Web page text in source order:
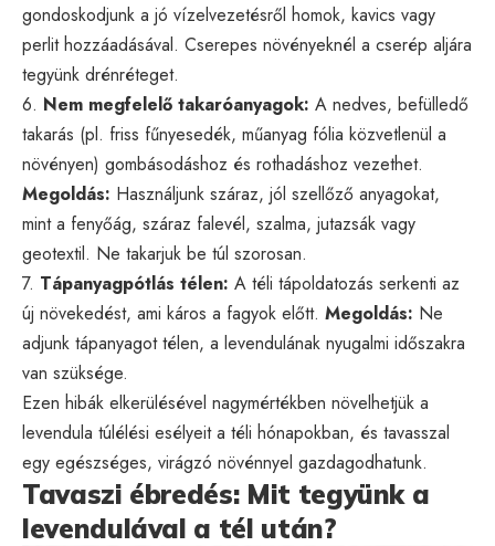
gondoskodjunk a jó vízelvezetésről homok, kavics vagy
perlit hozzáadásával. Cserepes növényeknél a cserép aljára
tegyünk drénréteget.
6. Nem megfelelő takaróanyagok: A nedves, befülledő
takarás (pl. friss fűnyesedék, műanyag fólia közvetlenül a
növényen) gombásodáshoz és rothadáshoz vezethet.
Megoldás: Használjunk száraz, jól szellőző anyagokat,
mint a fenyőág, száraz falevél, szalma, jutazsák vagy
geotextil. Ne takarjuk be túl szorosan.
7. Tápanyagpótlás télen: A téli tápoldatozás serkenti az
új növekedést, ami káros a fagyok előtt. Megoldás: Ne
adjunk tápanyagot télen, a levendulának nyugalmi időszakra
van szüksége.
Ezen hibák elkerülésével nagymértékben növelhetjük a
levendula túlélési esélyeit a téli hónapokban, és tavasszal
egy egészséges, virágzó növénnyel gazdagodhatunk.
Tavaszi ébredés: Mit tegyünk a
levendulával a tél után?